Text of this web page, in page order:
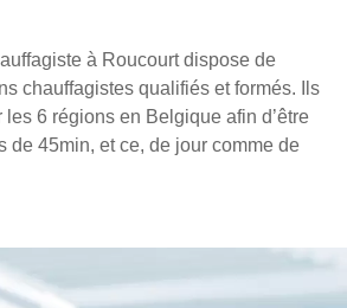
à Roucourt dispose de
chauffagistes qualifiés et formés. Ils
6 régions en Belgique afin d’être
de 45min, et ce, de jour comme de